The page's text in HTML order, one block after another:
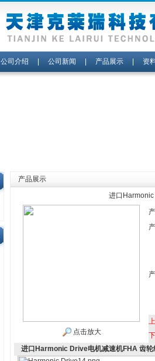
公司介绍 公司新闻 产品展示| 资
产品展示
进口
点击放大
进口Harmonic Drive电机减速机FHA 齿轮